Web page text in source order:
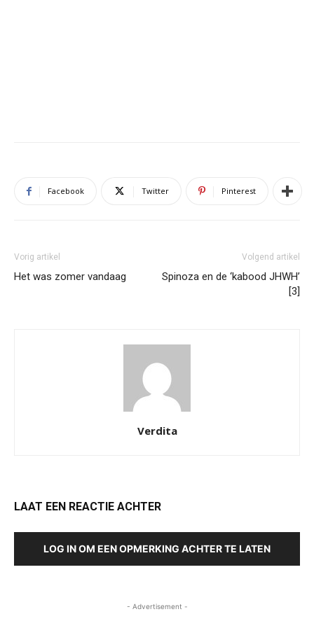
Facebook Twitter Pinterest
Vorig artikel
Het was zomer vandaag
Volgend artikel
Spinoza en de ‘kabood JHWH’
[3]
Verdita
LAAT EEN REACTIE ACHTER
LOG IN OM EEN OPMERKING ACHTER TE LATEN
- Advertisement -